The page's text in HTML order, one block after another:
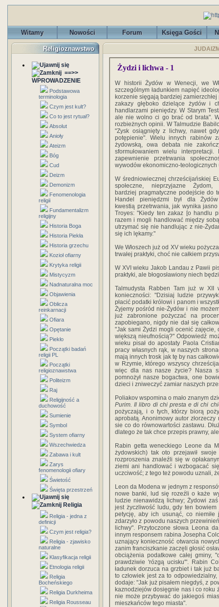
Witamy Nowości Forum Księga Gości
Religioznawstwo
==>>
WPROWADZENIE
Podstawowa
terminologia
Czym jest kult?
Co to jest rytuał?
Absolut
Anioły
Ateizm
Bóg
Cud
Deizm
Demonizm
Fenomenologia
religii
Fundamentalizm
religijny
Historia Boga
Historia Piekła
Historia grzechu
Kozioł ofiarny
Krytyka religii
Mistycyzm
Nadnaturalna moc
Objawienia
Oblicza
reinkarnacji
Ofiara
Opętanie
Piekło
Początki badań
religii PL
Początki
religioznawstwa
Politeizm
Raj
Religijność a
duchowość
Sumienie
Symbol
System ofiarny
Wszechwiedza
Zabawa i kult
Zarys
fenomenologii ofiary
Świetość
Święta przestrzeń
Religia
Religia - jedna z
definicji
Czym jest religia?
Religia - zjawisko
naturalne
Klasyfikacja religii
Etnologia religii
Religia
Bocheńskiego
Religia Durkheima
Religia Rousseau
Żydzi i lichwa - 1
W historii Żydów w Wenecji, we
szczególnym ładunkiem napięć
korzenie sięgają bardziej
zakazy głęboko dzielące żydów i
handlarzami pieniędzy. W Starym
ale nie wolno ci go brać od brata".
rozbieżnych opinii. W Talmudzie
"Zysk osiągnięty z lichwy, nawet
potępienie". Wielu innych rabinów
żydowską, owa debata nie
sformułowaniem wielu
zapewnienie przetrwania
wywodów ekonomiczno-
W średniowiecznej chrześcijańskiej
społeczne, nieprzyjazne Żydom,
bardziej pragmatyczne podejście do
Handel pieniędzmi był dla
kwestią przetrwania, jak wynika
Troyes: "Kiedy ten zakaz [o handlu
razem i mogli handlować między
utrzymać się nie handlując z nie-
się ich lękamy."
We Włoszech już od XV wieku
trwałej praktyki, choć nie całkiem
W XVI wieku Jakob Landau z Pawii
praktyki, ale błogosławiony niech
Talmudysta Rabben Tam już w XII
konieczności: "Dzisiaj ludzie
płacić podatki królowi i panom i
Żyjemy pośród nie-Żydów i nie
już zabronione pożyczać na
zapobiegano, nigdy nie dał się
"Jak sami Żydzi mogli ocenić zajęcie,
większą nieufnością?" Odpowiedź
wieku pisał do apostaty Paola
pracy własnych rąk, w naszych
mają innych trosk jak tę by nas
w Rzymie, którego wszyscy
więc dla nas nasze życie? Nasza
pomnożył nasze bogactwa, one
dzieci i zniweczyć zamiar naszych
Poliakov wspomina o mało znanym
Purim. Il libro di chi presta e di chi
pożyczają, i o tych, którzy biorą
aprobatą. Anonimowy autor
sie co do równowartości zastawu.
dlatego że tak chce przepis prawny,
Rabin getta weneckiego Leone da
żydowskich) tak oto przejawił
rozproszenia znaleźli się w
ziemi ani handlować i wzbogacać
uczciwość; z tego też powodu uznali,
Leon da Modena w jednym z
nowe banki, lud się rozeźli o każe
ludzie nienawidzą lichwy; Żydowi
jest życzliwość ludu, gdy ten
petycję, aby ich usunąć, co
zdarzyło z powodu naszych
lichwy". Przytoczone słowa Leona
innym responsem rabina Josepha
uznający konieczność otwarcia
zanim franciszkanie zaczęli głosić
obciążenia podatkowe całej gminy,
prawdziwie 'rózgą ucisku'". Rabin
ładunek dorzuca na grzbiet i tak już
to człowiek jest za to
dodaje: "Jak już pisałem niegdyś, z
kaznodziejów dosięgnie nas i co roku
nie może przybywać do jakiegoś
mieszkańców tego miasta".